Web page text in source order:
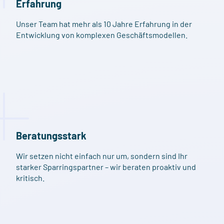
Erfahrung
Unser Team hat mehr als 10 Jahre Erfahrung in der
Entwicklung von komplexen Geschäftsmodellen.
Beratungsstark
Wir setzen nicht einfach nur um, sondern sind Ihr
starker Sparringspartner – wir beraten proaktiv und
kritisch.